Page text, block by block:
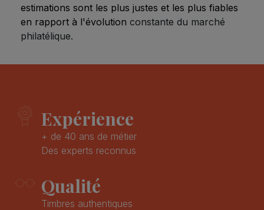
estimations sont les plus justes et les plus fiables
en rapport à l'évolution constante du marché
philatélique.
Expérience
+ de 40 ans de métier
Des experts reconnus
Qualité
Timbres authentiques